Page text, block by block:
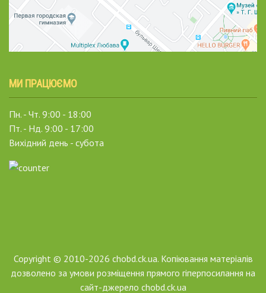
МИ ПРАЦЮЄМО
Пн. - Чт. 9:00 - 18:00
Пт. - Нд. 9:00 - 17:00
Вихідний день - субота
Copyright © 2010-2026 chobd.ck.ua. Копіювання матеріалів
дозволено за умови розміщення прямого гіперпосилання на
сайт-джерело chobd.ck.ua